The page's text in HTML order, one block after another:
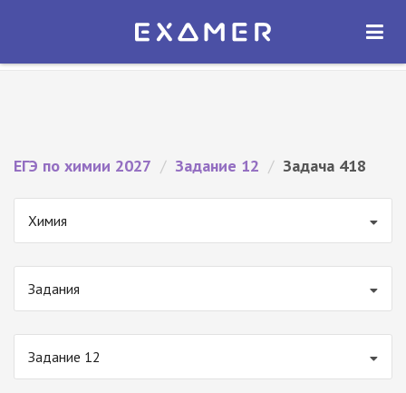
Экзамер — ЕГЭ 2027
ОТКРЫТЬ
ЕГЭ по химии 2027 / Задание 12 / Задача 418
Химия
Задания
Задание 12